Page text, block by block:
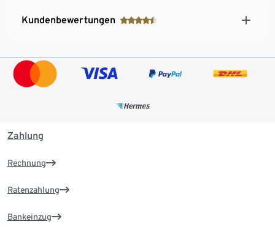
Kundenbewertungen
Zahlung
Rechnung
Ratenzahlung
Bankeinzug